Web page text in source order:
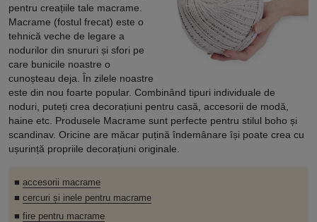
pentru creațiile tale macrame.
Macrame (fostul frecat) este o
tehnică veche de legare a
nodurilor din snururi și sfori pe
care bunicile noastre o
cunoșteau deja. În zilele noastre
este din nou foarte popular. Combinând tipuri individuale de
noduri, puteți crea decorațiuni pentru casă, accesorii de modă,
haine etc. Produsele Macrame sunt perfecte pentru stilul boho și
scandinav. Oricine are măcar puțină îndemânare își poate crea cu
ușurință propriile decorațiuni originale.
■ accesorii macrame
■ cercuri și inele pentru macrame
■ fire pentru macrame